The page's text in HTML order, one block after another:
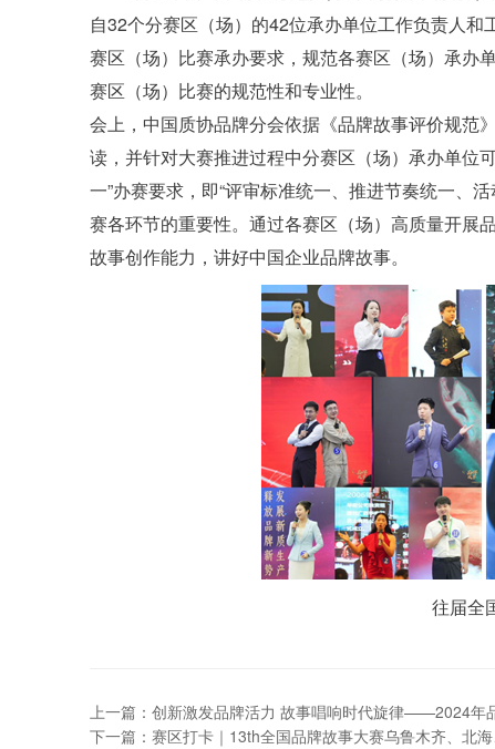
自32个分赛区（场）的42位承办单位工作负责人
赛区（场）比赛承办要求，规范各赛区（场）承办
赛区（场）比赛的规范性和专业性。
会上，中国质协品牌分会依据《品牌故事评价规
读，并针对大赛推进过程中分赛区（场）承办单位
一”办赛要求，即“评审标准统一、推进节奏统一、
赛各环节的重要性。通过各赛区（场）高质量开展
故事创作能力，讲好中国企业品牌故事。
往届全
上一篇：创新激发品牌活力 故事唱响时代旋律——2024年
下一篇：赛区打卡｜13th全国品牌故事大赛乌鲁木齐、北